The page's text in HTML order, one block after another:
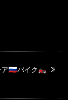
ア🇷🇺バイク🏍️